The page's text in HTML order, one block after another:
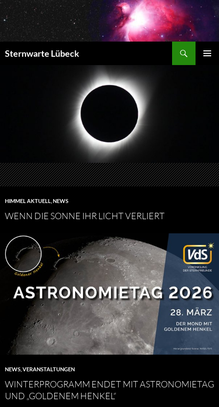
Zum
Inhalt
springen
Sternwarte Lübeck
HIMMEL AKTUELL NEWS
WENN DIE SONNE IHR LICHT VERLIERT
NEWS VERANSTALTUNGEN
WINTERPROGRAMM ENDET MIT ASTRONOMIETAG
UND „GOLDENEM HENKEL“